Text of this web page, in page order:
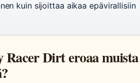
kuin sijoittaa aikaa epävirallisiin
Racer Dirt eroaa muista